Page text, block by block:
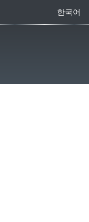
한국어